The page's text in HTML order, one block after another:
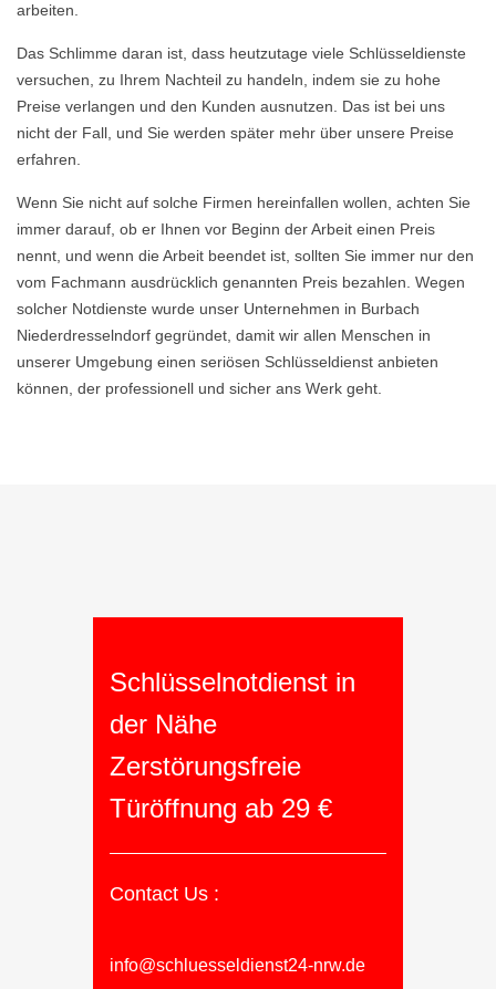
arbeiten.
Das Schlimme daran ist, dass heutzutage viele Schlüsseldienste
versuchen, zu Ihrem Nachteil zu handeln, indem sie zu hohe
Preise verlangen und den Kunden ausnutzen. Das ist bei uns
nicht der Fall, und Sie werden später mehr über unsere Preise
erfahren.
Wenn Sie nicht auf solche Firmen hereinfallen wollen, achten Sie
immer darauf, ob er Ihnen vor Beginn der Arbeit einen Preis
nennt, und wenn die Arbeit beendet ist, sollten Sie immer nur den
vom Fachmann ausdrücklich genannten Preis bezahlen. Wegen
solcher Notdienste wurde unser Unternehmen in Burbach
Niederdresselndorf gegründet, damit wir allen Menschen in
unserer Umgebung einen seriösen Schlüsseldienst anbieten
können, der professionell und sicher ans Werk geht.
Schlüsselnotdienst in
der Nähe
Zerstörungsfreie
Türöffnung ab 29 €
Contact Us :
info@schluesseldienst24-nrw.de